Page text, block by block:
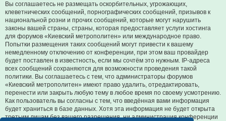
Вы соглашаетесь не размещать оскорбительных, угрожающих,
клеветнических сообщений, порнографических сообщений, призывов к
национальной розни и прочих сообщений, которые могут нарушить
законы вашей страны, страны, которая предоставляет услуги хостинга
для форумов «Киевский метрополитен» или международное право.
Попытки размещения таких сообщений могут привести к вашему
немедленному отключению от конференции, при этом ваш провайдер
будет поставлен в известность, если мы сочтём это нужным. IP-адреса
всех сообщений сохраняются для возможности проведения такой
политики. Вы соглашаетесь с тем, что администраторы форумов
«Киевский метрополитен» имеют право удалить, отредактировать,
перенести или закрыть любую тему в любое время по своему усмотрению.
Как пользователь вы согласны с тем, что введённая вами информация
будет храниться в базе данных. Хотя эта информация не будет открыта
третьим лицам без вашего разрешения, ни администрация конференции